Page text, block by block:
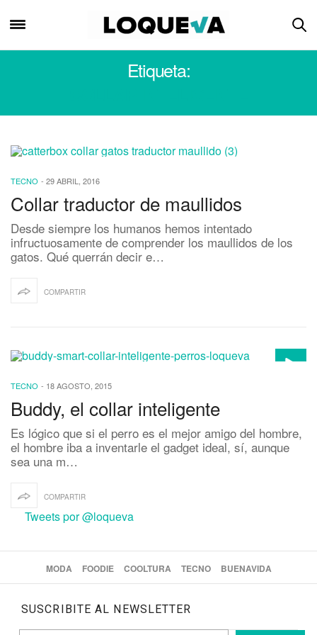
Etiqueta:
TECNO - 29 ABRIL, 2016
Collar traductor de maullidos
Desde siempre los humanos hemos intentado
infructuosamente de comprender los maullidos de los
gatos. Qué querrán decir e…
COMPARTIR
TECNO - 18 AGOSTO, 2015
Buddy, el collar inteligente
Es lógico que si el perro es el mejor amigo del hombre,
el hombre iba a inventarle el gadget ideal, sí, aunque
sea una m…
COMPARTIR
Tweets por @loqueva
MODA FOODIE COOLTURA TECNO BUENAVIDA
SUSCRIBITE AL NEWSLETTER